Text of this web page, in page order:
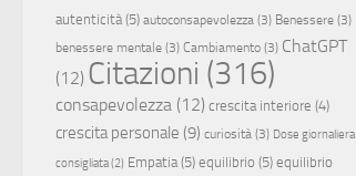
autenticità (5) autoconsapevolezza (3) Benessere (3)
benessere mentale (3) Cambiamento (3) ChatGPT
(12) Citazioni (316)
consapevolezza (12) crescita interiore (4)
crescita personale (9) curiosità (3) Dose giornaliera
consigliata(2) Empatia (5) equilibrio (5) equilibrio